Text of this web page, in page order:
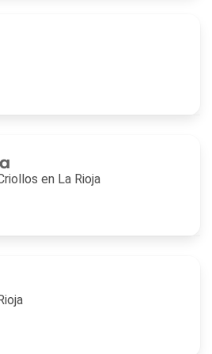
en La Rioja